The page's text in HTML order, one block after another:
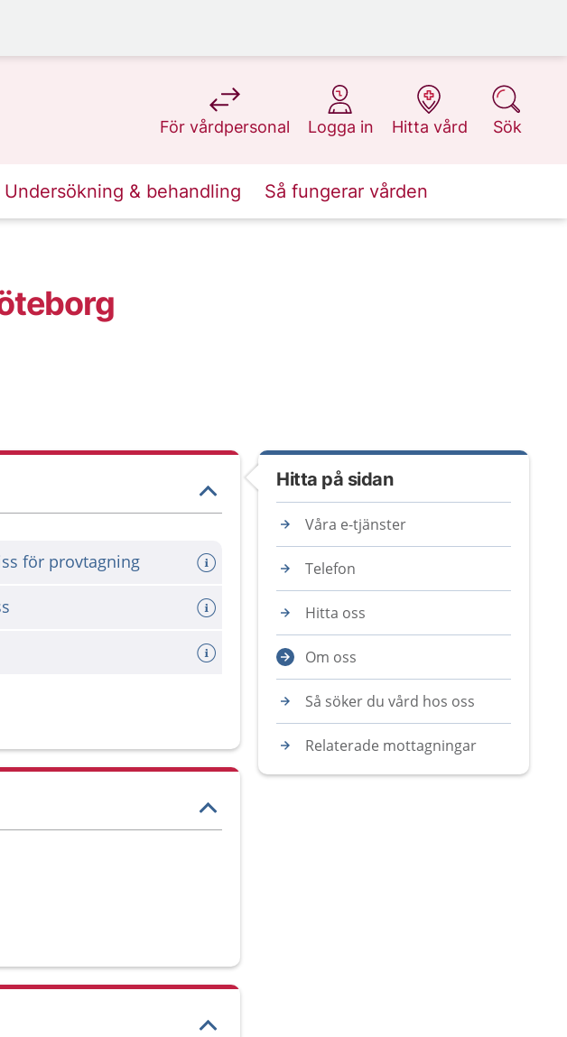
För vårdpersonal
på 1177.se
Logga in
på 1177.se
Hitta vård
på 1177.se
Sök
på 1177.se
Undersökning & behandling Så fungerar vården
för provtagning
Hitta på sidan
Våra e-tjänster
Telefon
Hitta oss
Om oss
Så söker du vård hos oss
Relaterade mottagningar